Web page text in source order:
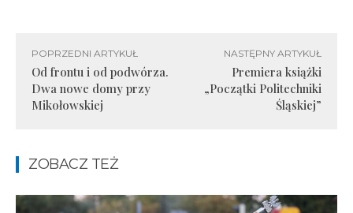
POPRZEDNI ARTYKUŁ
Od frontu i od podwórza.
Dwa nowe domy przy
Mikołowskiej
NASTĘPNY ARTYKUŁ
Premiera książki
„Początki Politechniki
Śląskiej”
ZOBACZ TEŻ